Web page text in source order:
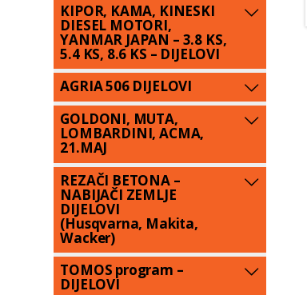
KIPOR, KAMA, KINESKI
DIESEL MOTORI,
YANMAR JAPAN – 3.8 KS,
5.4 KS, 8.6 KS – DIJELOVI
AGRIA 506 DIJELOVI
GOLDONI, MUTA,
LOMBARDINI, ACMA,
21.MAJ
REZAČI BETONA –
NABIJAČI ZEMLJE
DIJELOVI
(Husqvarna, Makita,
Wacker)
TOMOS program –
DIJELOVI